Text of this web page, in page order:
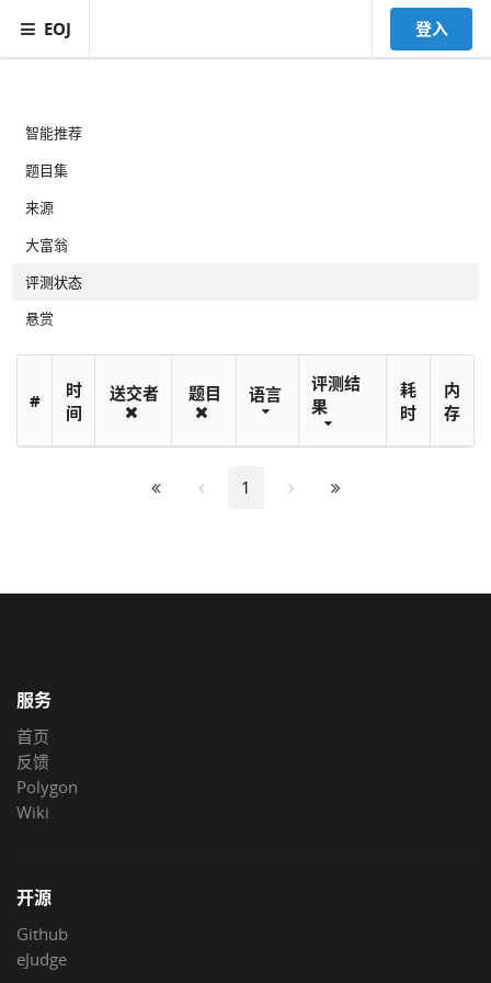
EOJ 登入
智能推荐
题目集
来源
大富翁
评测状态
悬赏
#
时
间
送交者 题目 语言
评测结
果
耗
时
内
存
1
服务
首页
反馈
Polygon
Wiki
开源
Github
eJudge